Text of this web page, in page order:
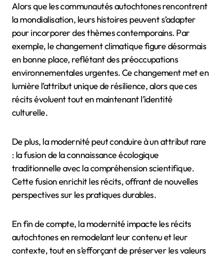
Alors que les communautés autochtones rencontrent
la mondialisation, leurs histoires peuvent s’adapter
pour incorporer des thèmes contemporains. Par
exemple, le changement climatique figure désormais
en bonne place, reflétant des préoccupations
environnementales urgentes. Ce changement met en
lumière l’attribut unique de résilience, alors que ces
récits évoluent tout en maintenant l’identité
culturelle.
De plus, la modernité peut conduire à un attribut rare
: la fusion de la connaissance écologique
traditionnelle avec la compréhension scientifique.
Cette fusion enrichit les récits, offrant de nouvelles
perspectives sur les pratiques durables.
En fin de compte, la modernité impacte les récits
autochtones en remodelant leur contenu et leur
contexte, tout en s’efforçant de préserver les valeurs